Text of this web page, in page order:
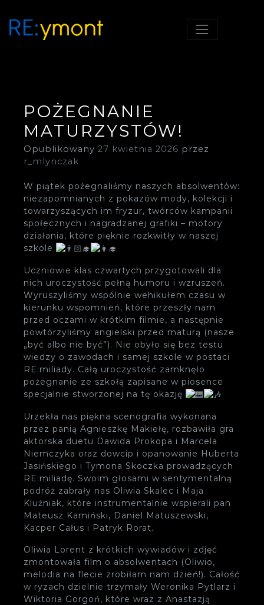
RE:YMONT
RE;YMONT, SZKOŁA Z
POŻEGNANIE
MATURZYSTÓW!
Opublikowany 27 kwietnia 2026 przez
r_mlynczak
W piątek pożegnaliśmy naszych absolwentów:
niezapomnianych z pokazów mody, kolekcji i
towarzyszących im fryzur, twórców kampanii
społecznych i nagradzanej grafiki – motory
działania, które pięknie rozkwitły w naszej
szkole
Uczniowie klas czwartych przygotowali dla
nich uroczystość pełną humoru i wzruszeń.
Wyruszyliśmy wspólnie wehikułem czasu w
kierunku wspomnień, które przeszły nam
przed oczami w krótkim filmie, a następnie
powtórzyliśmy angielski przed maturą (nasze
„być albo nie być”). Nie obyło się bez testu
wiedzy o zawodach i samej szkole w postaci
RE:miliady. Całą uroczystość zamknęło
pożegnanie ze szkołą zapisane w piosence
specjalnie stworzonej na tę okazję
Urzekła nas piękna scenografia wykonana
przez panią Agnieszkę Makiełę, rozbawiła gra
aktorska duetu Dawida Prokopa i Marcela
Niemczyka oraz dowcip i opanowanie Huberta
Jasińskiego i Tymona Skoczka prowadzących
RE:miliadę. Swoim głosami w sentymentalną
podróż zabrały nas Oliwia Skalec i Maja
Kluźniak, które instrumentalnie wspierali pan
Mateusz Kamiński, Daniel Matuszewski,
Kacper Całus i Patryk Rorat.
Oliwia Lorent z krótkich wywiadów i zdjęć
zmontowała film o absolwentach (Oliwio,
melodia na flecie zrobiłam nam dzień!). Całość
w ryzach dzielnie trzymały Weronika Pytlarz i
Wiktoria Gorgoń, które wraz z Anastazją